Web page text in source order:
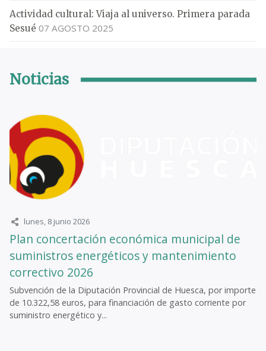
Actividad cultural: Viaja al universo. Primera parada
Sesué 07 AGOSTO 2025
Noticias
lunes, 8 junio 2026
Plan concertación económica municipal de
suministros energéticos y mantenimiento
correctivo 2026
Subvención de la Diputación Provincial de Huesca, por importe
de 10.322,58 euros, para financiación de gasto corriente por
suministro energético y...